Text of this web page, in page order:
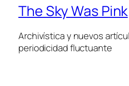
The Sky Was Pink
Archivística y nuevos
periodicidad fluctuante